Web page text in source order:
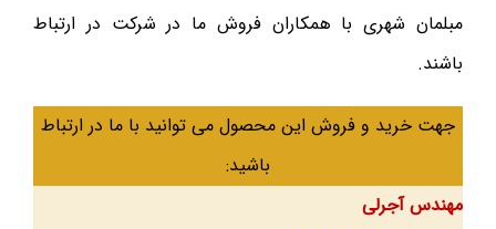
مبلمان شهری با همکاران فروش ما در شرکت در ارتباط
باشند.
جهت خرید و فروش این محصول می توانید با ما در ارتباط
باشید:
مهندس آجرلی